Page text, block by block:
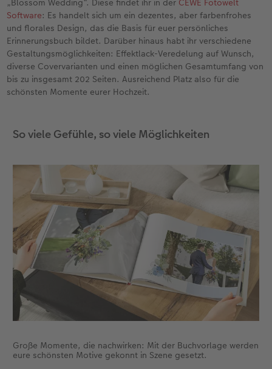
CEWE myPhotos
Gestaltungsideen
Anleitungen & Hilfe
Neuheiten
Karte mit Einsteckfoto
Einzelkarten
Digitale Grußkarte
Neuheiten
„Blossom Wedding“. Diese findet ihr in der CEWE Fotowelt
Software: Es handelt sich um ein dezentes, aber farbenfrohes
und florales Design, das die Basis für euer persönliches
Erinnerungsbuch bildet. Darüber hinaus habt ihr verschiedene
Gestaltungsmöglichkeiten: Effektlack-Veredelung auf Wunsch,
diverse Covervarianten und einen möglichen Gesamtumfang von
bis zu insgesamt 202 Seiten. Ausreichend Platz also für die
schönsten Momente eurer Hochzeit.
So viele Gefühle, so viele Möglichkeiten
Große Momente, die nachwirken: Mit der Buchvorlage werden
eure schönsten Motive gekonnt in Szene gesetzt.